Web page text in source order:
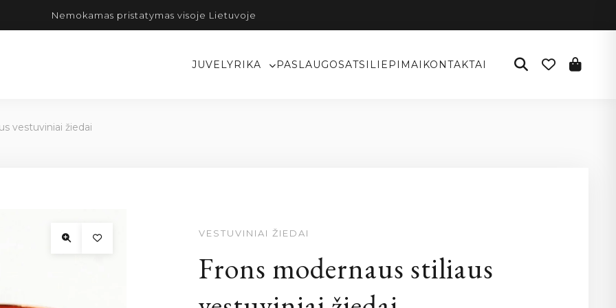
Nemokamas pristatymas visoje Lietuvoje
JUVELYRIKA PASLAUGOSATSILIEPIMAI KONTAKTAI
vestuviniai žiedai
VESTUVINIAI ŽIEDAI
Frons modernaus stiliaus